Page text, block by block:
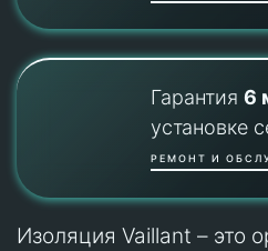
Гарантия 6
установке
РЕМОНТ И
Изоляция Vaillant – это